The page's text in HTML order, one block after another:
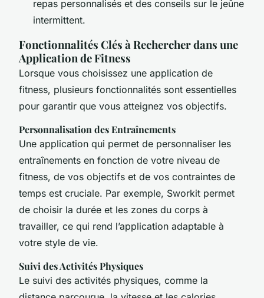
repas personnalisés et des conseils sur le jeûne
intermittent.
Fonctionnalités Clés à Rechercher dans une
Application de Fitness
Lorsque vous choisissez une application de
fitness, plusieurs fonctionnalités sont essentielles
pour garantir que vous atteignez vos objectifs.
Personnalisation des Entraînements
Une application qui permet de personnaliser les
entraînements en fonction de votre niveau de
fitness, de vos objectifs et de vos contraintes de
temps est cruciale. Par exemple, Sworkit permet
de choisir la durée et les zones du corps à
travailler, ce qui rend l’application adaptable à
votre style de vie.
Suivi des Activités Physiques
Le suivi des activités physiques, comme la